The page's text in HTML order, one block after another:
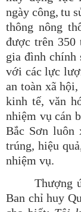
ngày công, tu
thông nông
được trên 350
gia đình chính
với các lực
an toàn xã
kinh tế, văn
nhiệm vụ cán
Bắc Sơnluôn
trúng, hiệu
nhiệm vụ.
Thượng
Ban chỉ huy